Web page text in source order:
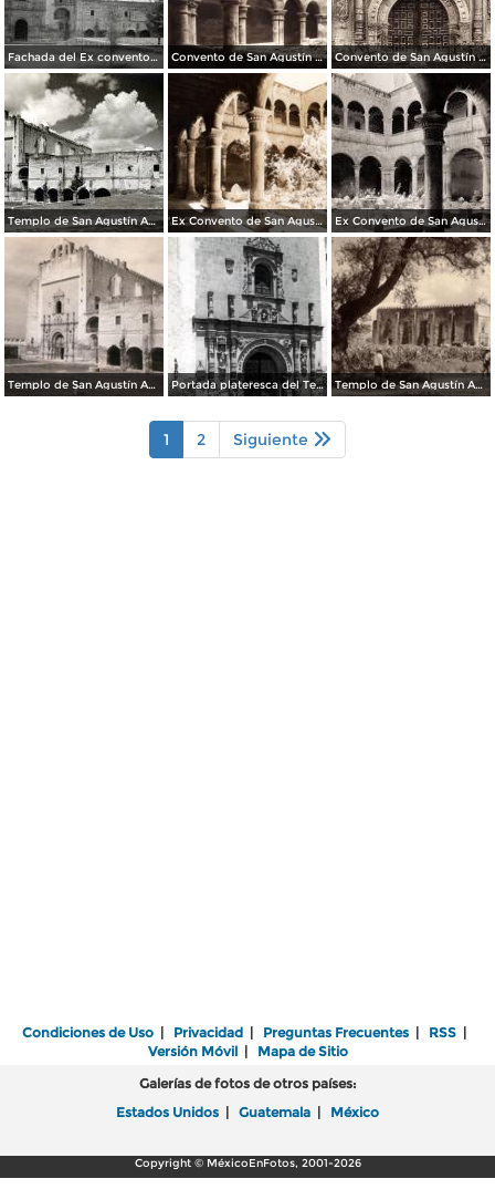
Fachada del Ex convento de San Agustin Convento de San Agustín Acolman (circa 1920) Convento de San Agustín Acolman (circa 1920)
Templo de San Agustín Acolman Ex Convento de San Agustín Ex Convento de San Agustín
Templo de San Agustín Acolmán Portada plateresca del Templo de San Agustín Acolmán Templo de San Agustín Acolmán
1 2 Siguiente
Condiciones de Uso | Privacidad | Preguntas Frecuentes | RSS |
Versión Móvil| Mapa de Sitio
Galerías de fotos de otros países:
Estados Unidos | Guatemala | México
Copyright © MéxicoEnFotos, 2001-2026